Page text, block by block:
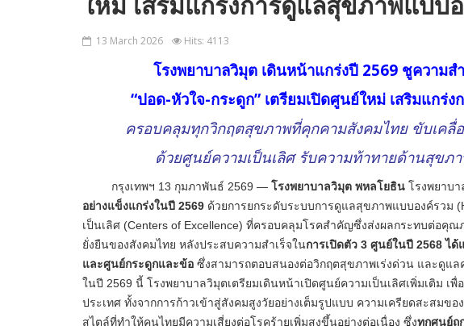
ใหม่ เสริมแกร่งการดูแลสุขภาพแบบ
13 March 2026 Hits: 4113
โรงพยาบาลวิมุต เดินหน้าแกร่งปี 2569 ชูความส
“ปอด-หัวใจ-กระดูก” เตรียมเปิดศูนย์ใหม่ เสริมแกร่
ครอบคลุมทุกวิกฤตสุขภาพที่คุกคามสังคมไทย ขับเคลื่
ด้วยศูนย์ความเป็นเลิศ รับความท้าทายด้านสุขภ
กรุงเทพฯ 13 กุมภาพันธ์ 2569 — โรงพยาบาลวิมุต พหลโยธิน โรงพยาบ
อย่างแข็งแกร่งในปี 2569 ด้วยการยกระดับระบบการดูแลสุขภาพแบบองค์รวม (
เป็นเลิศ (Centers of Excellence) ที่ครอบคลุมโรคสำคัญซึ่งส่งผลกระทบต่อคุณ
ยั่งยืนของสังคมไทย หลังประสบความสำเร็จในการเปิดตัว 3 ศูนย์ในปี 2568ได้
และศูนย์กระดูกและข้อ ซึ่งสามารถตอบสนองต่อวิกฤตสุขภาพเร่งด่วน และดูแล
ในปี 2569 นี้ โรงพยาบาลวิมุตเตรียมเดินหน้าเปิดศูนย์ความเป็นเลิศเพิ่มเติม เพื่
ประเทศ ทั้งจากการก้าวเข้าสู่สังคมสูงวัยอย่างเต็มรูปแบบ ความเครียดสะสมข
สไตล์ที่ทำให้คนไทยมีความเสี่ยงต่อโรคร้ายเพิ่มสูงขึ้นอย่างต่อเนื่อง ซึ่งทุกศูนย์ถู